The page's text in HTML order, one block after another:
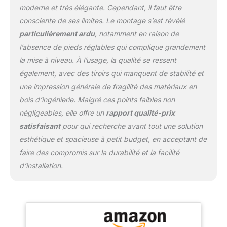
rapide et facile à monter
grâce aux instructions
détaillées et convient
donc aux débutants.
Matériel de montage
inclus. Dimensions : 320
x 200 x 60 cm. STELLA
TRADING - Le mobilier
est notre passion. Nous
sommes synonymes de
la meilleure qualité et
c'est pourquoi nous
travaillons uniquement
avec des fournisseurs
moderne et très élégante. Cependant, il faut être
consciente de ses limites. Le montage s’est révélé
particulièrement ardu, notamment en raison de
l’absence de pieds réglables qui complique grandement
la mise à niveau. À l’usage, la qualité se ressent
également, avec des tiroirs qui manquent de stabilité et
une impression générale de fragilité des matériaux en
bois d’ingénierie. Malgré ces points faibles non
négligeables, elle offre un rapport qualité-prix
satisfaisantpour qui recherche avant tout une solution
esthétique et spacieuse à petit budget, en acceptant de
faire des compromis sur la durabilité et la facilité
d’installation.